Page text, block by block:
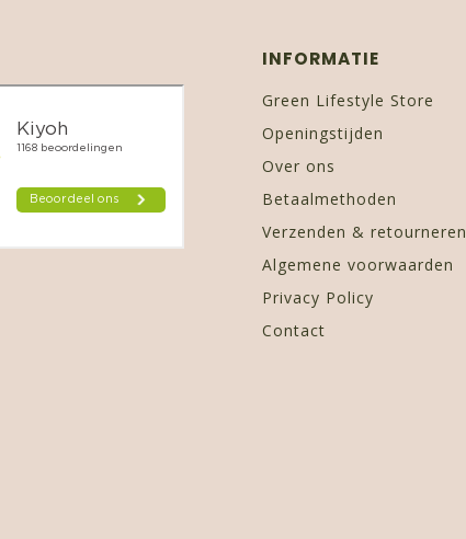
INFORMATIE
Green Lifestyle Store
Openingstijden
Over ons
Betaalmethoden
Verzenden & retourneren
Algemene voorwaarden
Privacy Policy
Contact